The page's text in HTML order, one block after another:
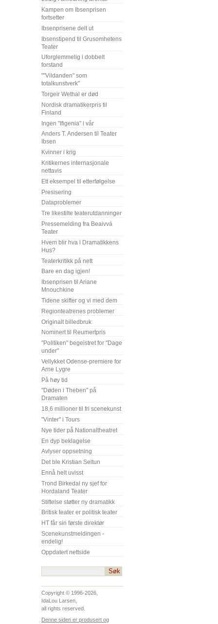
Kampen om Ibsenprisen
fortsetter
Ibsenprisene delt ut
Ibsenstipend til Grusomhetens
Teater
Uforglemmelig i dobbelt
forstand
""Vildanden" som
totalkunstverk"
Torgeir Wethal er død
Nordisk dramatikerpris til
Finland
Ingen "Ifigenia" i vår
Anders T. Andersen til Teater
Ibsen
Kvinner i krig
Kritikernes internasjonale
nettavis
Ett eksempel til etterfølgelse
Presisering
Dataproblemer
Tre likestilte teaterutdanninger
Pressemelding fra Beaivvá
Teater
Hvem blir hva i Dramatikkens
Hus?
Teaterkritikk på nett
Bare en dag igjen!
Ibsenprisen til Ariane
Mnouchkine
Tidene skifter og vi med dem
Regionteatrenes problemer
Originalt billedbruk
Nominert til Reumertpris
"Politiken" begeistret for "Dage
under"
Vellykket Odense-premiere for
Arne Lygre
På høy tid
"Døden i Theben" på
Dramaten
18,6 millioner til fri scenekunst
"Vinter" i Tours
Nye tider på Nationaltheatret
En dyp beklagelse
Avlyser oppsetning
Det ble Kristian Seltun
Ennå helt uvisst
Trond Birkedal ny sjef for
Hordaland Teater
Stiftelse støtter ny dramatikk
Britisk teater er politisk teater
HT får sin første direktør
Scenekunstmeldingen -
endelig!
Oppdatert nettside
Copyright © 1996-2026,
IdaLou Larsen,
all rights reserved.
Denne siden er produsert og